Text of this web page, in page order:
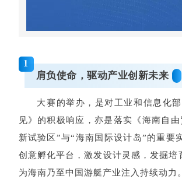
1
肩负使命，驱动产业创新未来
大赛的举办，是对工业和信息化
见》的积极响应，亦是落实《海南自
新试验区”与“海南国际设计岛”的重
创意孵化平台，激发设计灵感，发掘
为海南乃至中国游艇产业注入持续动力